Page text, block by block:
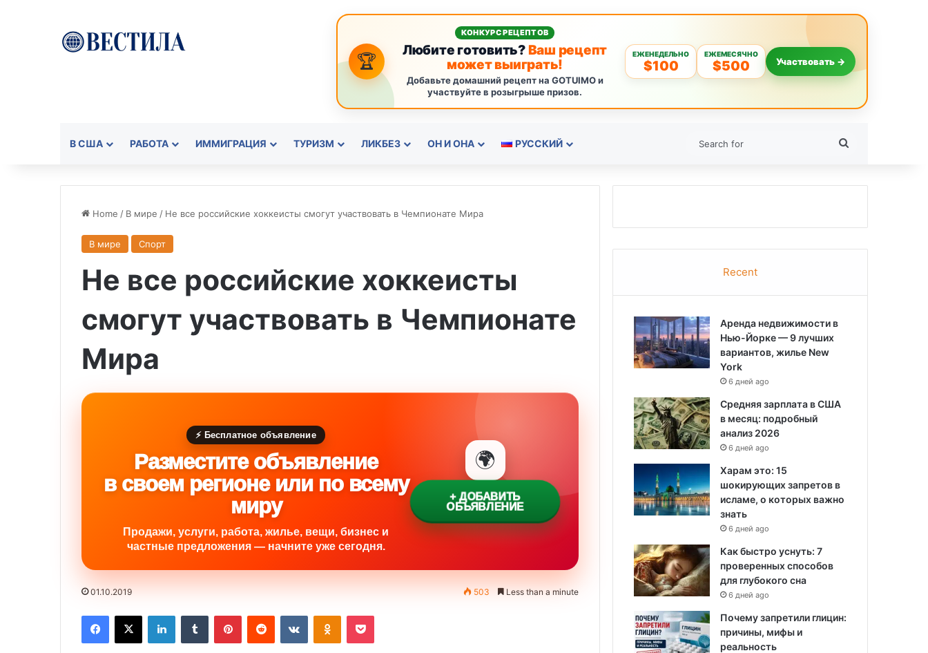
🏆
КОНКУРС РЕЦЕПТОВ
Любите готовить?Ваш рецепт
может выиграть!
Добавьте домашний рецепт на GOTUIMO и
участвуйте в розыгрыше призов.
ЕЖЕНЕДЕЛЬНО
$100
ЕЖЕМЕСЯЧНО
$500 Участвовать →
В США РАБОТА ИММИГРАЦИЯ ТУРИЗМ ЛИКБЕЗ ОН И ОНА РУССКИЙ
Home / В мире / Не все российские хоккеисты смогут участвовать в Чемпионате Мира
В мире Спорт
Не все российские хоккеисты
смогут участвовать в Чемпионате
Мира
⚡ Бесплатное объявление
Разместите объявление
в своем регионе или по всему
миру
Продажи, услуги, работа, жилье, вещи, бизнес и
частные предложения — начните уже сегодня.
🌍
+ ДОБАВИТЬ
ОБЪЯВЛЕНИЕ
01.10.2019 503 Less than a minute
Recent
Аренда недвижимости в
Нью-Йорке — 9 лучших
вариантов, жилье New
York
6 дней ago
Средняя зарплата в США
в месяц: подробный
анализ 2026
6 дней ago
Харам это: 15
шокирующих запретов в
исламе, о которых важно
знать
6 дней ago
Как быстро уснуть: 7
проверенных способов
для глубокого сна
6 дней ago
Почему запретили глицин:
причины, мифы и
реальность